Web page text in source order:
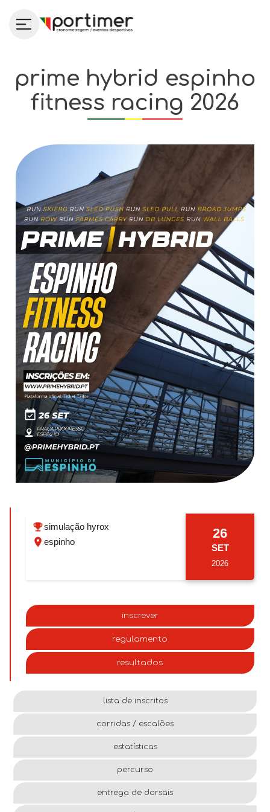
prime hybrid espinho
fitness racing 2026
simulação hyrox
espinho
26
SET
2026
inscrever
regulamento
resultados
lista de inscritos
corridas / escalões
estatísticas
percurso
entrega de dorsais